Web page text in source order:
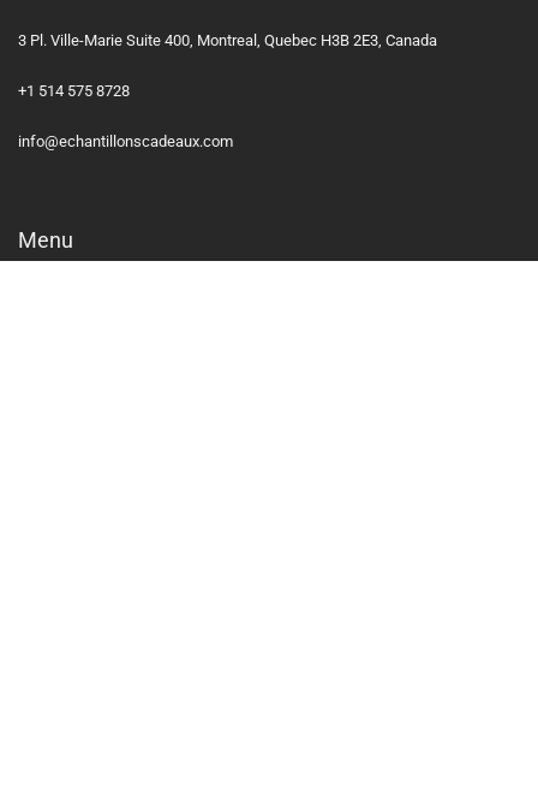
3 Pl. Ville-Marie Suite 400, Montreal, Quebec H3B 2E3, Canada
+1 514 575 8728
info@echantillonscadeaux.com
Menu